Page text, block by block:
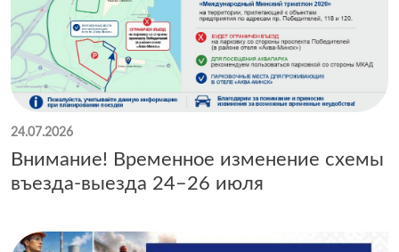
24.07.2026
Внимание! Временное изменение схемы
въезда-выезда 24–26 июля